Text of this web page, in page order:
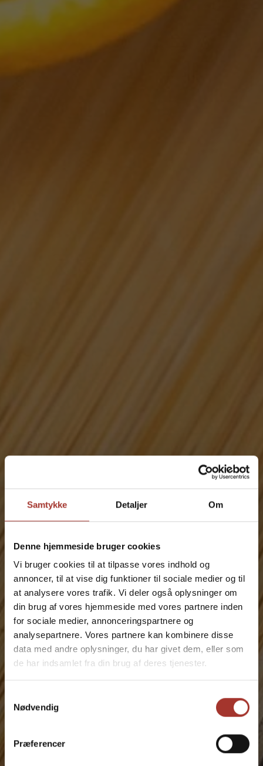
Samtykke Detaljer Om
Denne hjemmeside bruger cookies
Vi bruger cookies til at tilpasse vores indhold og
annoncer, til at vise dig funktioner til sociale medier og til
at analysere vores trafik. Vi deler også oplysninger om
din brug af vores hjemmeside med vores partnere inden
for sociale medier, annonceringspartnere og
analysepartnere. Vores partnere kan kombinere disse
data med andre oplysninger, du har givet dem, eller som
de har indsamlet fra din brug af deres tjenester.
Nødvendig
Præferencer
Book en skærsliber i
Brande